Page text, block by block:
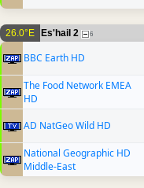
26.0°E Es'hail 2 6
BBC Earth HD
The Food Network EMEA
HD
AD NatGeo Wild HD
National Geographic HD
Middle-East